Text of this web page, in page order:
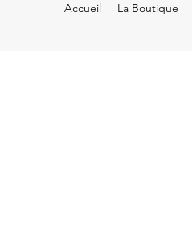
Accueil La Boutique